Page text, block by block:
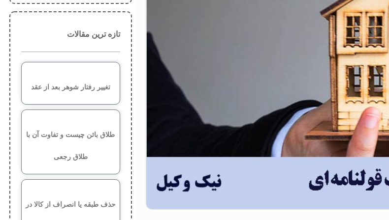
تازه ترین مقالات
تغییر رفتار شوهر بعد از عقد
طلاق بائن چیست و تفاوت آن با
طلاق رجعی
حذف طبقه یا انصراف از کالا در